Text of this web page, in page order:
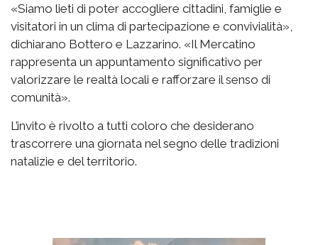
«Siamo lieti di poter accogliere cittadini, famiglie e
visitatori in un clima di partecipazione e convivialità»,
dichiarano Bottero e Lazzarino. «Il Mercatino
rappresenta un appuntamento significativo per
valorizzare le realtà locali e rafforzare il senso di
comunità».
L’invito è rivolto a tutti coloro che desiderano
trascorrere una giornata nel segno delle tradizioni
natalizie e del territorio.